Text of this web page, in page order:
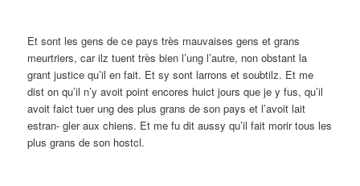
Et sont les gens de ce pays très mauvaises gens et grans
meurtriers, car ilz tuent très bien l’ung l’autre, non obstant la
grant justice qu’il en fait. Et sy sont larrons et soubtilz. Et me
dist on qu’il n’y avoit point encores huict jours que je y fus, qu’il
avoit faict tuer ung des plus grans de son pays et l’avoit lait
estran- gler aux chiens. Et me fu dit aussy qu’il fait morir tous les
plus grans de son hostcl.